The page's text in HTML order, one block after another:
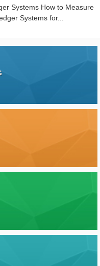
Systems How to Measure
Systems for...